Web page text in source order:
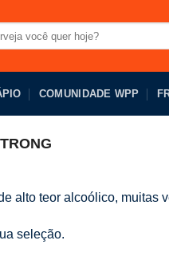
COMUNIDADE WPP
alto teor alcoólico,
seleção.